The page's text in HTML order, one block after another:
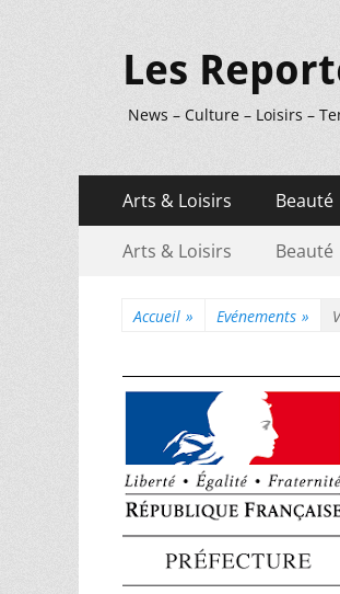
Les
News – Culture – Loisirs –
Menu
principal
contenu
Arts & Loisirs Beauté
Menu
Arts & Loisirs Beauté
Accueil » Evénements »